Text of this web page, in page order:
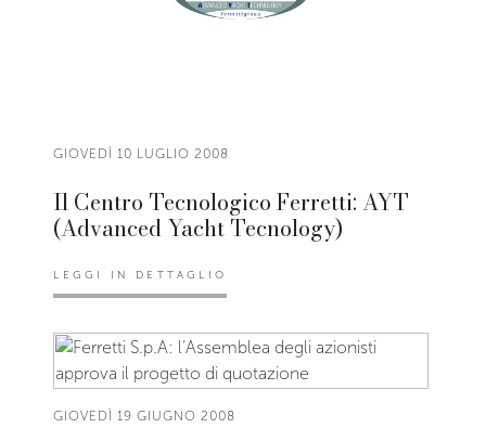
GIOVEDÌ 10 LUGLIO 2008
Il Centro Tecnologico Ferretti: AYT
(Advanced Yacht Tecnology)
LEGGI IN DETTAGLIO
GIOVEDÌ 19 GIUGNO 2008